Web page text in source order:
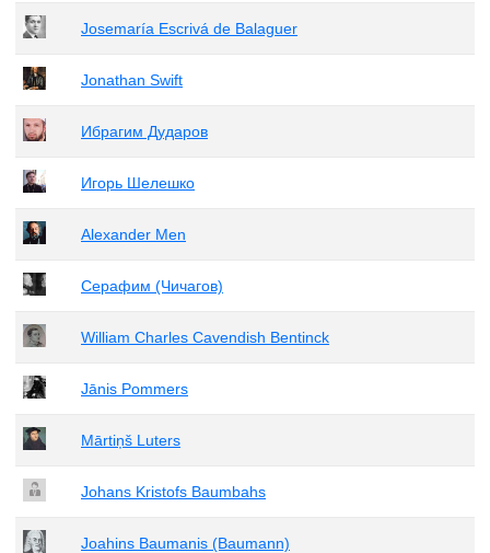
Josemaría Escrivá de Balaguer
Jonathan Swift
Ибрагим Дударов
Игорь Шелешко
Alexander Men
Серафим (Чичагов)
William Charles Cavendish Bentinck
Jānis Pommers
Mārtiņš Luters
Johans Kristofs Baumbahs
Joahins Baumanis (Baumann)